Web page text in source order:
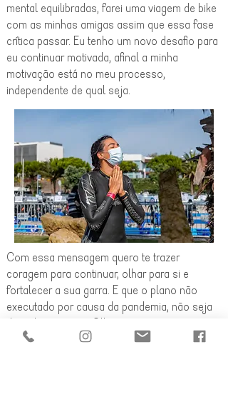
mental equilibradas, farei uma viagem de bike
com as minhas amigas assim que essa fase
crítica passar. Eu tenho um novo desafio para
eu continuar motivada, afinal a minha
motivação está no meu processo,
independente de qual seja.
Com essa mensagem quero te trazer
coragem para continuar, olhar para si e
fortalecer a sua garra. E que o plano não
executado por causa da pandemia, não seja
possibilidades, olhe para o lado.